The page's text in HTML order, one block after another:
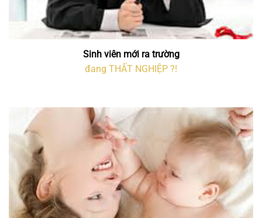
Sinh viên mới ra trường
đang THẤT NGHIỆP ?!